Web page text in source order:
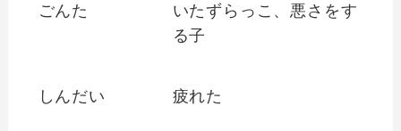
ごんた
いたずらっこ、悪さをす
る子
しんだい 疲れた